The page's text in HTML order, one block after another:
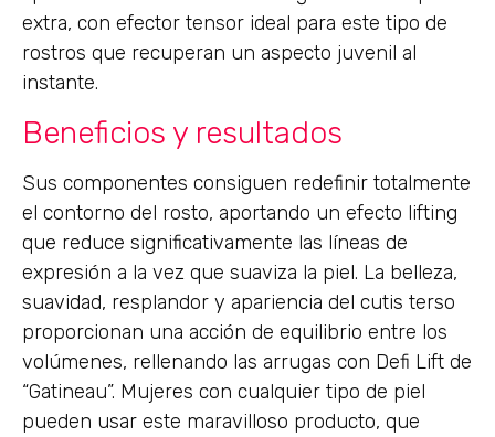
extra, con efector tensor ideal para este tipo de
rostros que recuperan un aspecto juvenil al
instante.
Beneficios y resultados
Sus componentes consiguen redefinir totalmente
el contorno del rosto, aportando un efecto lifting
que reduce significativamente las líneas de
expresión a la vez que suaviza la piel. La belleza,
suavidad, resplandor y apariencia del cutis terso
proporcionan una acción de equilibrio entre los
volúmenes, rellenando las arrugas con Defi Lift de
“Gatineau”. Mujeres con cualquier tipo de piel
pueden usar este maravilloso producto, que